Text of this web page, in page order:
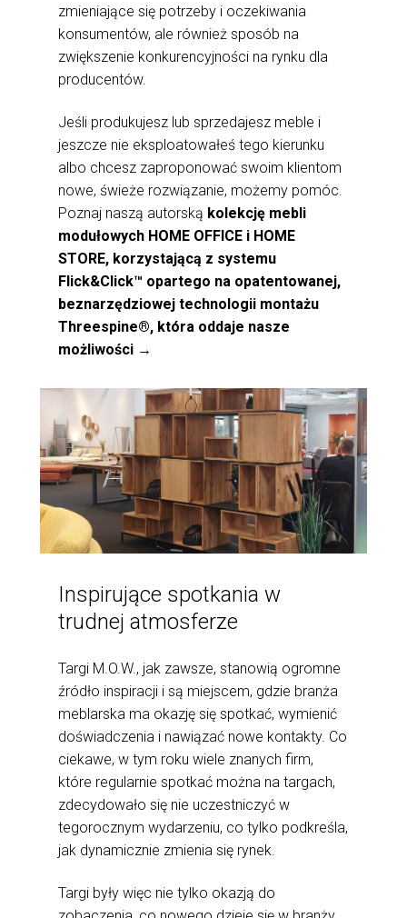
zmieniające się potrzeby i oczekiwania
konsumentów, ale również sposób na
zwiększenie konkurencyjności na rynku dla
producentów.
Jeśli produkujesz lub sprzedajesz meble i
jeszcze nie eksploatowałeś tego kierunku
albo chcesz zaproponować swoim klientom
nowe, świeże rozwiązanie, możemy pomóc.
Poznaj naszą autorską kolekcję mebli
modułowych HOME OFFICE i HOME
STORE, korzystającą z systemu
Flick&Click™ opartego na opatentowanej,
beznarzędziowej technologii montażu
Threespine®, która oddaje nasze
możliwości →
Inspirujące spotkania w
trudnej atmosferze
Targi M.O.W., jak zawsze, stanowią ogromne
źródło inspiracji i są miejscem, gdzie branża
meblarska ma okazję się spotkać, wymienić
doświadczenia i nawiązać nowe kontakty. Co
ciekawe, w tym roku wiele znanych firm,
które regularnie spotkać można na targach,
zdecydowało się nie uczestniczyć w
tegorocznym wydarzeniu, co tylko podkreśla,
jak dynamicznie zmienia się rynek.
Targi były więc nie tylko okazją do